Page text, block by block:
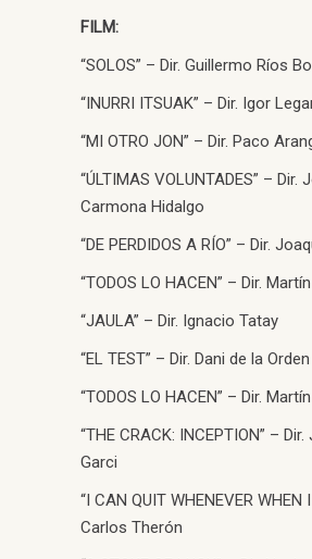
FILM:
“SOLOS” – Dir. Guillermo Ríos
“INURRI ITSUAK” – Dir. Igor
“MI OTRO JON” – Dir. Paco
“ÚLTIMAS VOLUNTADES” – Dir.
Carmona Hidalgo
“DE PERDIDOS A RÍO” – Dir.
“TODOS LO HACEN” – Dir.
“JAULA” – Dir. Ignacio Tatay
“EL TEST” – Dir. Dani de la Orden
“TODOS LO HACEN” – Dir.
“THE CRACK: INCEPTION” –
Garci
“I CAN QUIT WHENEVER WHEN
Carlos Therón